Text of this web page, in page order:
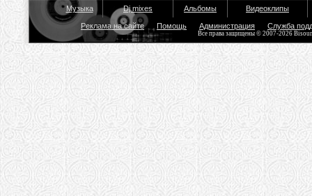
Музыка Dj mixes Альбомы Видеоклипы
Реклама на сайте Помощь Администрация Служба
Все права защищены © 2007-2026